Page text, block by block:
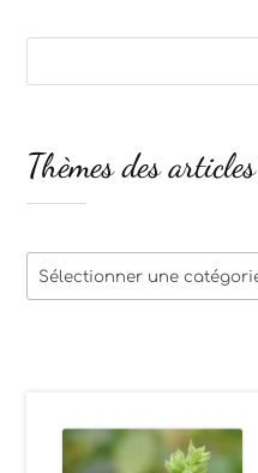
Thèmes des articles
Thèmes
des